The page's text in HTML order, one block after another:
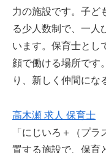
力の施設です。子ど
る少人数制で、一人
います。保育士とし
顔で働ける場所です
り、新しく仲間にな
高木瀬 求人 保育士
「にじいろ＋（プ
置する施設で、保育